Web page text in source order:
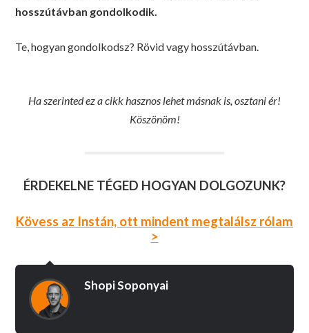
hosszútávban gondolkodik.
Te, hogyan gondolkodsz? Rövid vagy hosszútávban.
Ha szerinted ez a cikk hasznos lehet másnak is, osztani ér!
Köszönöm!
ÉRDEKELNE TÉGED HOGYAN DOLGOZUNK?
Kövess az Instán, ott mindent megtalálsz rólam
>
Shopi Soponyai